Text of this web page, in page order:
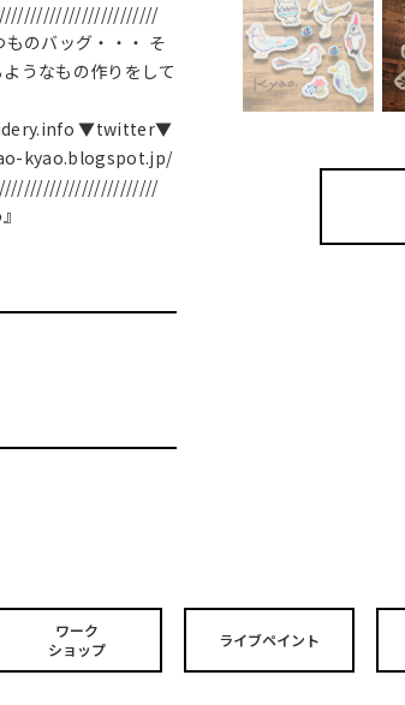
のバッグ・・・ そ
うなもの作りをして
▼twitter▼
kyao.blogspot.jp/
ワーク
ショップ
ライブペイント